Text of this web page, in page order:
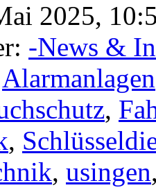
2025,
-News &
Alarmanlagen
,
,
, usingen